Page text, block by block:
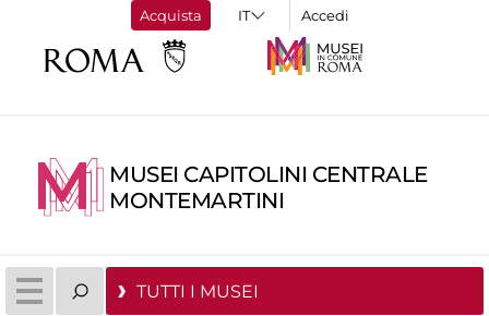
Acquista Accedi
MUSEI CAPITOLINI CENTRALE
MONTEMARTINI
TUTTI I MUSEI